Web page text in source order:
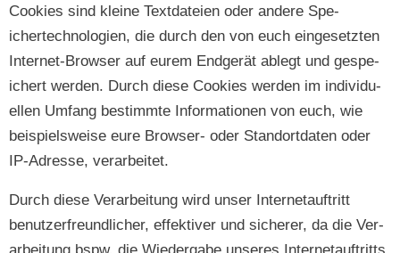
Cook­ies sind kleine Text­dateien oder andere Spe­
ichertech­nolo­gien, die durch den von euch einge­set­zten
Inter­net-Brows­er auf eurem Endgerät ablegt und gespe­
ichert wer­den. Durch diese Cook­ies wer­den im indi­vidu­
ellen Umfang bes­timmte Infor­ma­tio­nen von euch, wie
beispiel­sweise eure Brows­er- oder Stan­dort­dat­en oder
IP-Adresse, verarbeitet.
Durch diese Ver­ar­beitung wird unser Inter­ne­tauftritt
benutzer­fre­undlich­er, effek­tiv­er und sicher­er, da die Ver­